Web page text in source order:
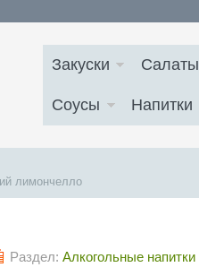
Закуски Салаты
Соусы Напитки
лимончелло
Раздел: Алкогольные напитки